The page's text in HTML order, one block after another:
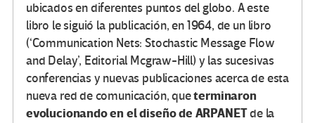
ubicados en diferentes puntos del globo. A este
libro le siguió la publicación, en 1964, de un libro
(‘Communication Nets: Stochastic Message Flow
and Delay’, Editorial Mcgraw-Hill) y las sucesivas
conferencias y nuevas publicaciones acerca de esta
nueva red de comunicación, queterminaron
evolucionando en el diseño de ARPANETde la